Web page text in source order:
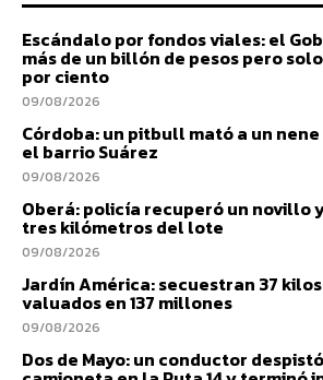
Escándalo por fondos viales: el
más de un billón de pesos pero
por ciento
09/08/2026
Córdoba: un pitbull mató a un
el barrio Suárez
09/08/2026
Oberá: policía recuperó un novillo
tres kilómetros del lote
09/08/2026
Jardín América: secuestran 37
valuados en 137 millones
09/08/2026
Dos de Mayo: un conductor